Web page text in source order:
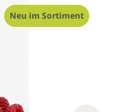
Neu im Sortiment